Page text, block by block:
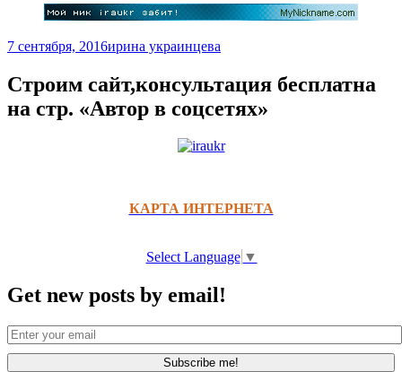
7 сентября, 2016ирина украинцева
Строим сайт,консультация бесплатна
на стр. «Автор в соцсетях»
КАРТА ИНТЕРНЕТА
Select Language ▼
Get new posts by email!